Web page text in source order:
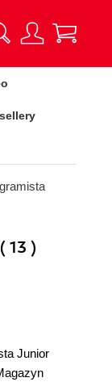
13 )
Junior